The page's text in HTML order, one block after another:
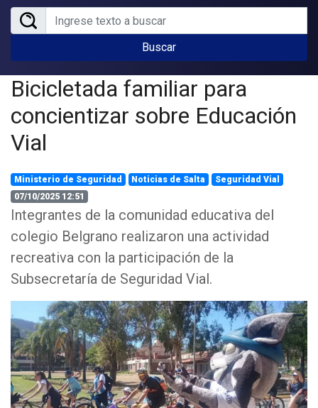
Buscar
Bicicletada familiar para
concientizar sobre Educación
Vial
Ministerio de Seguridad Noticias de Salta
Seguridad Vial
07/10/2025 12:51
Integrantes de la comunidad educativa del
colegio Belgrano realizaron una actividad
recreativa con la participación de la
Subsecretaría de Seguridad Vial.